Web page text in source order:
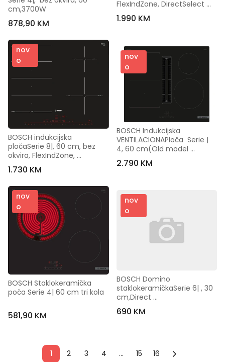
cm,3700W
878,90 KM
FlexIndZone, DirectSelect
Premium, ES
1.990 KM
nov
o
BOSCH indukcijska
pločaSerie 8|, 60 cm, bez
okvira, FlexIndZone,
DirectSelect Premium, ES
1.730 KM
nov
o
BOSCH Indukcijska
VENTILACIONAPloča  Serie |
4, 60 cm(Old model
PIE611B15E)
2.790 KM
nov
o
BOSCH Staklokeramička
poča Serie 4| 60 cm tri kola
581,90 KM
nov
o
BOSCH Domino
staklokeramičkaSerie 6| , 30
cm,Direct
select,PowerBoost,
690 KM
1 2 3 4 ... 15 16